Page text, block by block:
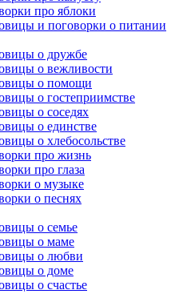
про яблоки
и поговорки о питании
о дружбе
о вежливости
о помощи
о гостеприимстве
о соседях
о единстве
о хлебосольстве
про жизнь
про глаза
о музыке
о песнях
о семье
о маме
о любви
о доме
о счастье